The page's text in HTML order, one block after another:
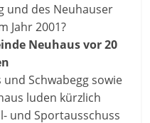
und des Neuhauser
Jahr 2001?
Neuhausvor 20
Schwabegg sowie
luden kürzlich
und Sportausschuss